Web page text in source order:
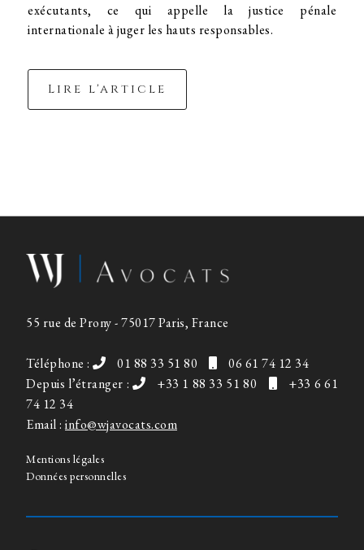
exécutants, ce qui appelle la justice pénale
internationale à juger les hauts responsables.
Lire l'article
55 rue de Prony - 75017 Paris, France
Téléphone : 01 88 33 51 80
06 61 74 12 34
Depuis l’étranger :
+33 1 88 33 51 80
+33 6 61
74 12 34
Email : info@wjavocats.com
Mentions légales
Données personnelles